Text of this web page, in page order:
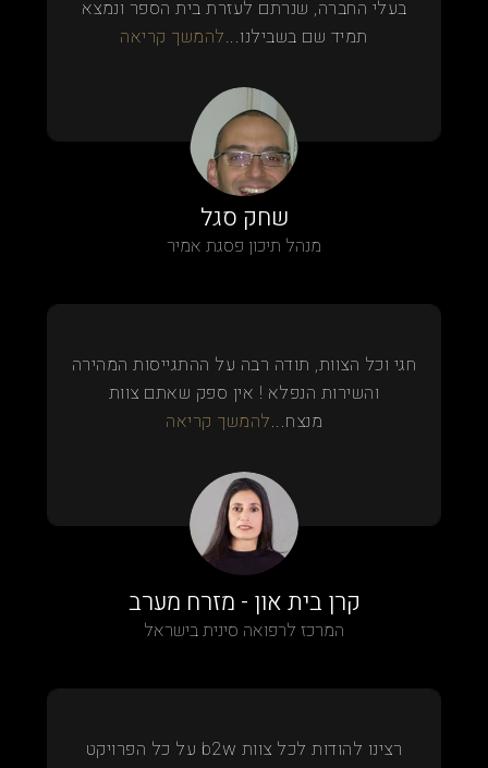
בעלי החברה, שנרתם לעזרת בית הספר ונמצא
תמיד שם בשבילנו...להמשך קריאה
שחק סגל
מנהל תיכון פסגת אמיר
חגי וכל הצוות, תודה רבה על ההתגייסות המהירה
והשירות הנפלא ! אין ספק שאתם צוות
מנצח...להמשך קריאה
קרן בית און - מזרח מערב
המרכז לרפואה סינית בישראל
רצינו להודות לכל צוות b2w על כל הפרויקט